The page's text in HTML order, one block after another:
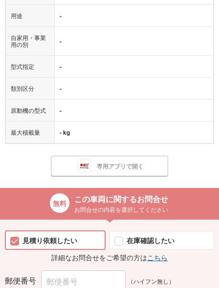
用途 -
自家用・事業
用の別
-
型式指定 -
類別区分 -
原動機の型式 -
最大積載量 - kg
専用アプリで開く
この車両に関するお問合せ
お問合せの内容を選択してください
見積り依頼したい
在庫確認したい
詳細なお問合せをご希望の方はこちら
郵便番号 （ハイフン無し）